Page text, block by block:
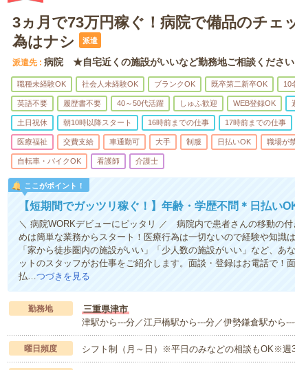
3ヵ月で73万円稼ぐ！病院で備品のチェ
為はナシ
派遣
派遣先 病院 ★自宅近くの施設がいいなど勤務地ご相談ください
職種未経験OK 社会人未経験OK ブランクOK 既卒第二新卒OK 10
英語不要 履歴書不要 40～50代活躍 しゅふ歓迎 WEB登録OK
土日祝休 朝10時以降スタート 16時前までの仕事 17時前までの仕事
医療福祉 交費支給 車通勤可 大手 制服 日払いOK 職場が
自転車・バイクOK 看護師 介護士
ここがポイント！
【短期間でガッツリ稼ぐ！】年齢・学歴不問＊日払い
＼ 病院WORKデビューにピッタリ ／ 病院内で患者さんの移動の
めは簡単な業務からスタート！医療行為は一切ないので経験や知識
「家から徒歩圏内の施設がいい」「少人数の施設がいい」など、あ
ットのスタッフがお仕事をご紹介します。面談・登録はお電話で！
払… つづきを見る
勤務地
三重県津市
津駅から---分／江戸橋駅から---分／伊勢鎌倉駅から
曜日頻度 シフト制（月～日）※平日のみなどの相談もOK※週